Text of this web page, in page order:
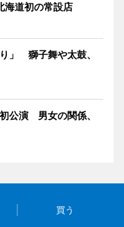
道初の常設店
」 獅子舞や太鼓、
公演 男女の関係、
買う